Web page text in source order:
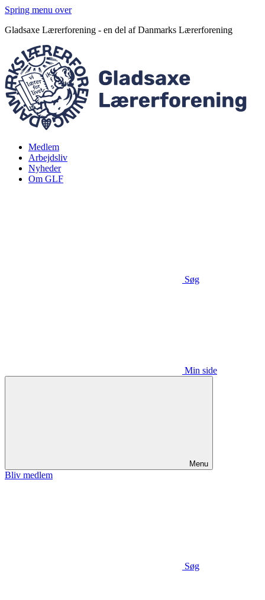
Spring menu over
Gladsaxe Lærerforening - en del af Danmarks Lærerforening
Medlem
Arbejdsliv
Nyheder
Om GLF
Søg
Min side
Menu
Bliv medlem
Søg